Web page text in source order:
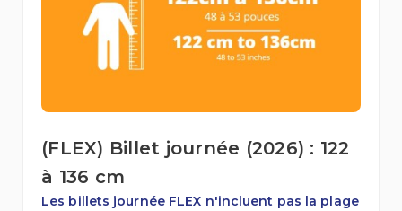
(FLEX) Billet journée (2026) : 122
à 136 cm
Les billets journée FLEX n'incluent pas la plage